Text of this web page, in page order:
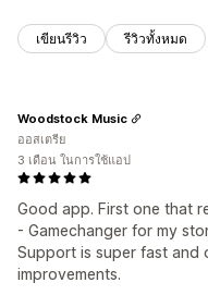
เขียนรีวิว รีวิวทั้งหมด
Good app. First one that
- Gamechanger for my
Support is super fast and
improvements.
Woodstock Music
ออสเตรีย
3 เดือน ในการใช้แอป